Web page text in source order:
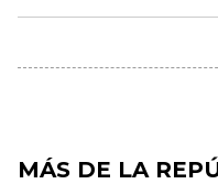
MÁS DE LA